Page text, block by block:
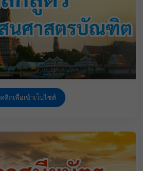
คลิกเพื่อเข้าเว็บไซต์